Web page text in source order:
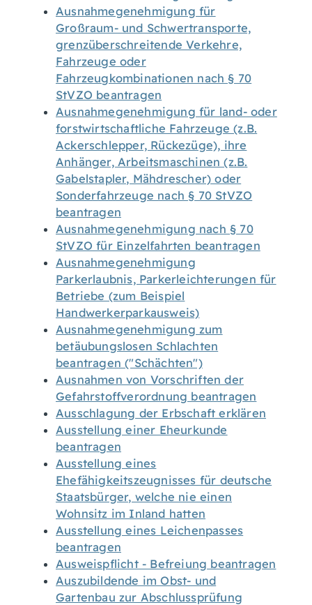
Ausnahmegenehmigung für
Großraum- und Schwertransporte,
grenzüberschreitende Verkehre,
Fahrzeuge oder
Fahrzeugkombinationen nach § 70
StVZO beantragen
Ausnahmegenehmigung für land- oder
forstwirtschaftliche Fahrzeuge (z.B.
Ackerschlepper, Rückezüge), ihre
Anhänger, Arbeitsmaschinen (z.B.
Gabelstapler, Mähdrescher) oder
Sonderfahrzeuge nach § 70 StVZO
beantragen
Ausnahmegenehmigung nach § 70
StVZO für Einzelfahrten beantragen
Ausnahmegenehmigung
Parkerlaubnis, Parkerleichterungen für
Betriebe (zum Beispiel
Handwerkerparkausweis)
Ausnahmegenehmigung zum
betäubungslosen Schlachten
beantragen ("Schächten")
Ausnahmen von Vorschriften der
Gefahrstoffverordnung beantragen
Ausschlagung der Erbschaft erklären
Ausstellung einer Eheurkunde
beantragen
Ausstellung eines
Ehefähigkeitszeugnisses für deutsche
Staatsbürger, welche nie einen
Wohnsitz im Inland hatten
Ausstellung eines Leichenpasses
beantragen
Ausweispflicht - Befreiung beantragen
Auszubildende im Obst- und
Gartenbau zur Abschlussprüfung